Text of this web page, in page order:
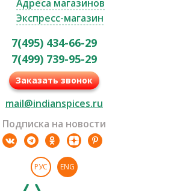
Адреса магазинов
Экспресс-магазин
7(495) 434-66-29
7(499) 739-95-29
Заказать звонок
mail@indianspices.ru
Подписка на новости
РУС ENG